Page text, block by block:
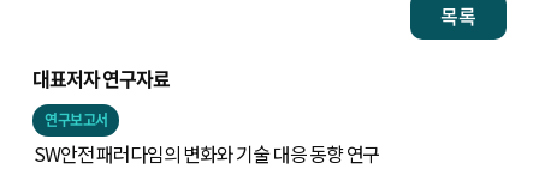
목록
대표저자 연구자료
연구보고서
SW안전 패러다임의 변화와 기술 대응 동향 연구